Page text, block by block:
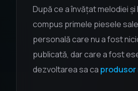
După ce a învățat melodiei și
compus primele piesele
personală care nu a fost
publicată, dar care a fost
dezvoltarea sa ca produsor